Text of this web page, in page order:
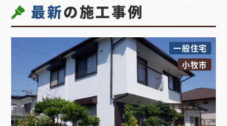
最新の施工事例
一般住宅
小牧市